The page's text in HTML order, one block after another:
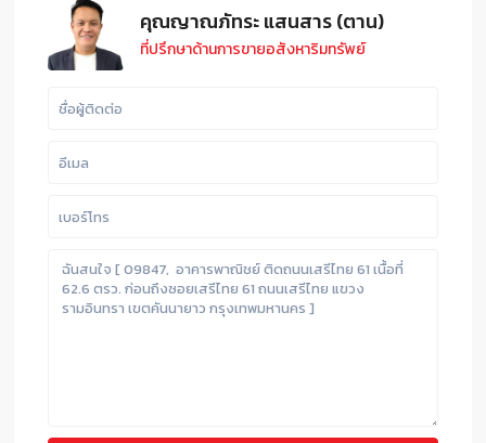
คุณญาณภัทระ แสนสาร (ตาน)
ที่ปรึกษาด้านการขายอสังหาริมทรัพย์